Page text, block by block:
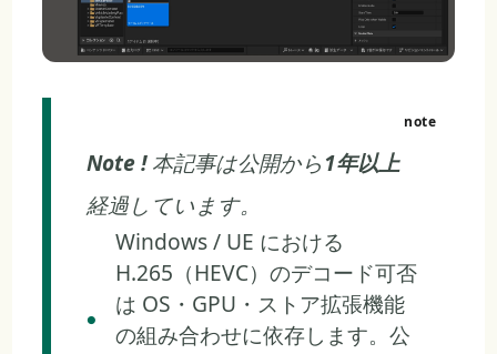
Note !本記事は公開から1年以上
経過しています。
Windows / UE における
H.265（HEVC）のデコード可否
は OS・GPU・ストア拡張機能
の組み合わせに依存します。公